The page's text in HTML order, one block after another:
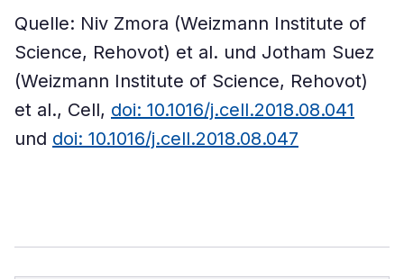
Quelle: Niv Zmora (Weizmann Institute of
Science, Rehovot) et al. und Jotham Suez
(Weizmann Institute of Science, Rehovot)
et al., Cell, doi: 10.1016/j.cell.2018.08.041
und doi: 10.1016/j.cell.2018.08.047